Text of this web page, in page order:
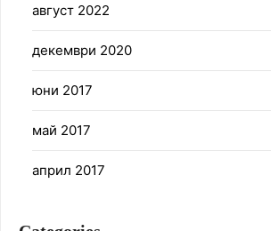
август 2022
декември 2020
юни 2017
май 2017
април 2017